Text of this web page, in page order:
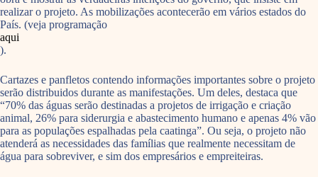
realizar o projeto. As mobilizações acontecerão em vários estados do
País. (veja programação
aqui
).
Cartazes e panfletos contendo informações importantes sobre o projeto
serão distribuidos durante as manifestações. Um deles, destaca que
“70% das águas serão destinadas a projetos de irrigação e criação
animal, 26% para siderurgia e abastecimento humano e apenas 4% vão
para as populações espalhadas pela caatinga”. Ou seja, o projeto não
atenderá as necessidades das famílias que realmente necessitam de
água para sobreviver, e sim dos empresários e empreiteiras.